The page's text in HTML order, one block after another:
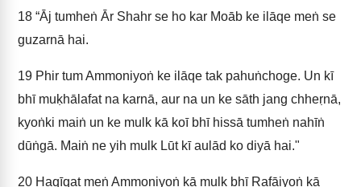
18 “Āj tumheṅ Ār Shahr se ho kar Moāb ke ilāqe meṅ se
guzarnā hai.
19 Phir tum Ammoniyoṅ ke ilāqe tak pahuṅchoge. Un kī
bhī muḳhālafat na karnā, aur na un ke sāth jang chheṛnā,
kyoṅki maiṅ un ke mulk kā koī bhī hissā tumheṅ nahīṅ
dūṅgā. Maiṅ ne yih mulk Lūt kī aulād ko diyā hai."
20 Haqīqat meṅ Ammoniyoṅ kā mulk bhī Rafāiyoṅ kā